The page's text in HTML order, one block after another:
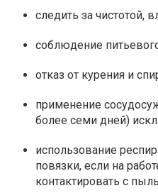
следить за чистотой,
соблюдение
отказ от курения и
применение
более семи дней)
использование
повязки, если на
контактировать с